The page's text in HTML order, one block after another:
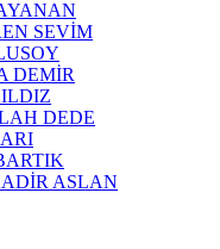
SEVİM
DEMİR
DEDE
ASLAN